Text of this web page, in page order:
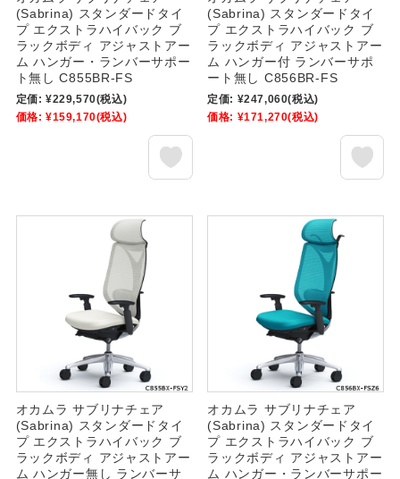
(Sabrina) スタンダードタイ
プ エクストラハイバック ブ
ラックボディ アジャストアー
ム ハンガー・ランバーサポー
ト無し C855BR-FS
定価: ¥229,570(税込)
価格: ¥159,170(税込)
(Sabrina) スタンダードタイ
プ エクストラハイバック ブ
ラックボディ アジャストアー
ム ハンガー付 ランバーサポ
ート無し C856BR-FS
定価: ¥247,060(税込)
価格: ¥171,270(税込)
オカムラ サブリナチェア
(Sabrina) スタンダードタイ
プ エクストラハイバック ブ
ラックボディ アジャストアー
ム ハンガー無し ランバーサ
オカムラ サブリナチェア
(Sabrina) スタンダードタイ
プ エクストラハイバック ブ
ラックボディ アジャストアー
ム ハンガー・ランバーサポー